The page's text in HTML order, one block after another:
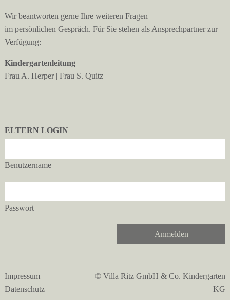
Wir beantworten gerne Ihre weiteren Fragen
im persönlichen Gespräch. Für Sie stehen als Ansprechpartner zur
Verfügung:
Kindergartenleitung
Frau A. Herper | Frau S. Quitz
ELTERN LOGIN
Benutzername
Passwort
Anmelden
Impressum
Datenschutz
© Villa Ritz GmbH & Co. Kindergarten
KG